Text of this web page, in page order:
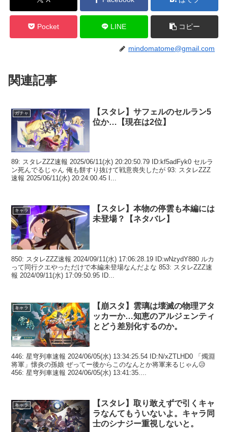
Pocket LINE コピー
mindomatome@gmail.com
関連記事
ガチャ
【スタレ】サフェルのセルラン5
位か…【現在は2位】
89: スタレZZZ速報 2025/06/11(水) 20:20:50.79 ID:kf5adFyk0 セルラ
ン死んでるじゃん 俺も餅すり抜けて戦意喪失したが 93: スタレZZZ
速報 2025/06/11(水) 20:24:00.45 I...
キャラ
【スタレ】本物の停雲も本編には
未登場？【ネタバレ】
850: スタレZZZ速報 2024/09/11(水) 17:06:28.19 ID:wNzydY880 ルカ
って同行クエやっただけで本編未登場なんだよな 853: スタレZZZ速
報 2024/09/11(水) 17:09:50.95 ID...
キャラ
【崩スタ】雲璃は壊滅の物理アタ
ッカーか…知恵のアルジェンティ
とどう差別化するのか。
446: 星穹列車速報 2024/06/05(水) 13:34:25.54 ID:N/xZTLHD0 「燭淵
将軍」懐炎の孫娘 ぜってー後からこのなんとか将軍来るじゃん😥
456: 星穹列車速報 2024/06/05(水) 13:41:35....
キャラ
【スタレ】取り敢えずで引くキャ
ラなんてもういないよ。キャラ同
士のシナジー重視しないと。